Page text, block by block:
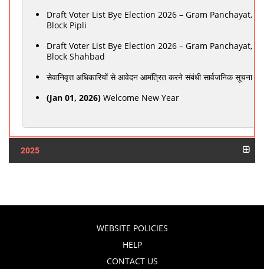
Draft Voter List Bye Election 2026 – Gram Panchayat,
Block Pipli
Draft Voter List Bye Election 2026 – Gram Panchayat,
Block Shahbad
सेवानिवृत्त अधिकारियों से आवेदन आमंत्रित करने संबंधी सार्वजनिक सूचना
(Jan 01, 2026)Welcome New Year
2025
WEBSITE POLICIES
HELP
CONTACT US